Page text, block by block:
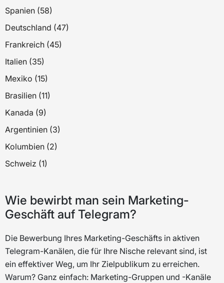
Spanien (58)
Deutschland (47)
Frankreich (45)
Italien (35)
Mexiko (15)
Brasilien (11)
Kanada (9)
Argentinien (3)
Kolumbien (2)
Schweiz (1)
Wie bewirbt man sein Marketing-
Geschäft auf Telegram?
Die Bewerbung Ihres Marketing-Geschäfts in aktiven
Telegram-Kanälen, die für Ihre Nische relevant sind, ist
ein effektiver Weg, um Ihr Zielpublikum zu erreichen.
Warum? Ganz einfach: Marketing-Gruppen und -Kanäle